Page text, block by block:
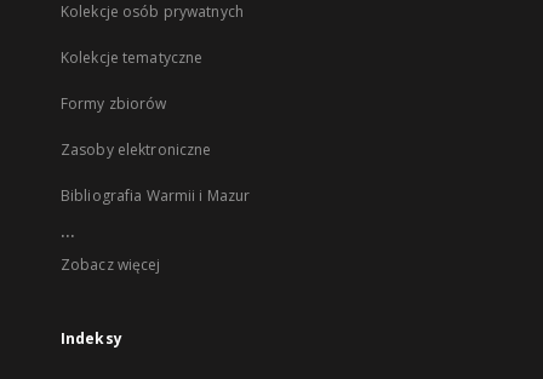
Kolekcje osób prywatnych
Kolekcje tematyczne
Formy zbiorów
Zasoby elektroniczne
Bibliografia Warmii i Mazur
...
Zobacz więcej
Indeksy